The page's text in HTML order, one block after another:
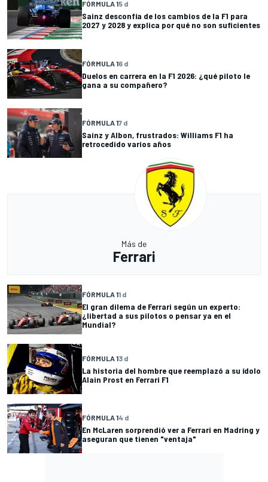
FÓRMULA 15 d
Sainz desconfía de los cambios de la F1 para
2027 y 2028 y explica por qué no son suficientes
FÓRMULA 16 d
Duelos en carrera en la F1 2026: ¿qué piloto le
gana a su compañero?
FÓRMULA 17 d
Sainz y Albon, frustrados: Williams F1 ha
retrocedido varios años
Más de
Ferrari
FÓRMULA 11 d
El gran dilema de Ferrari según un experto:
¿libertad a sus pilotos o pensar ya en el
Mundial?
FÓRMULA 13 d
La historia del hombre que reemplazó a su ídolo
Alain Prost en Ferrari F1
FÓRMULA 14 d
En McLaren sorprendió ver a Ferrari en Madring y
aseguran que tienen "ventaja"